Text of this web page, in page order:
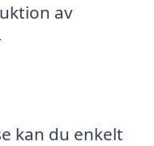
av
kan du enkelt